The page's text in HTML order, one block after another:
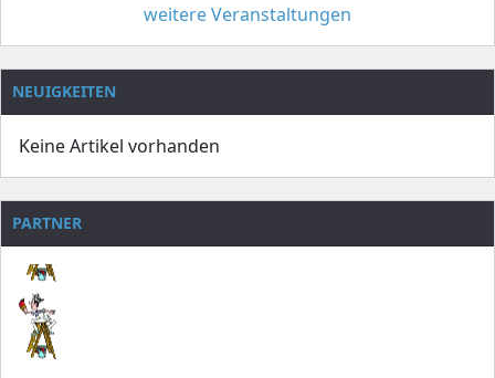
weitere Veranstaltungen
NEUIGKEITEN
Keine Artikel vorhanden
PARTNER